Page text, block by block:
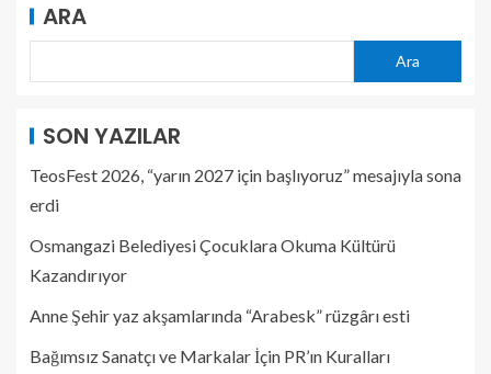
ARA
Ara
SON YAZILAR
TeosFest 2026, “yarın 2027 için başlıyoruz” mesajıyla sona
erdi
Osmangazi Belediyesi Çocuklara Okuma Kültürü
Kazandırıyor
Anne Şehir yaz akşamlarında “Arabesk” rüzgârı esti
Bağımsız Sanatçı ve Markalar İçin PR’ın Kuralları